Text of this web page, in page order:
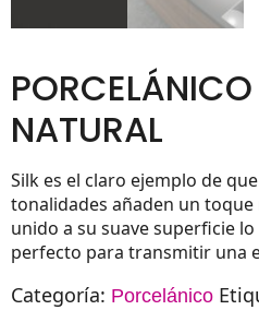
NATURAL
Silk es el claro ejemplo de
tonalidades añaden un
unido a su suave superficie
perfecto para transmitir una
Categoría: Porcelánico